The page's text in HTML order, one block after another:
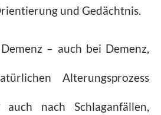
und Gedächtnis.
– auch bei Demenz,
Alterungsprozess
nach Schlaganfällen,